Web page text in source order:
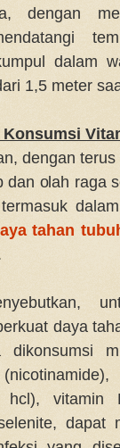
dengan
dalam
1,5 meter
dengan
dan olah raga
tahan
daya
hcl), vitamin
dapat